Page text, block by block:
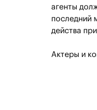
агенты
последний
действа
Актеры и